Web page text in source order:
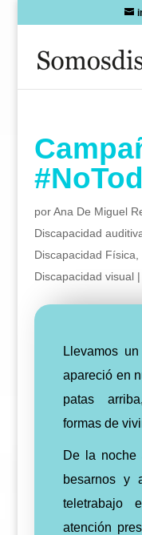
porAna De Miguel
Discapacidad
Discapacidad Física
Discapacidad visual|
Llevamos
apareció en
patas
formas de
De la noche
besarnos y
teletrabajo
atención